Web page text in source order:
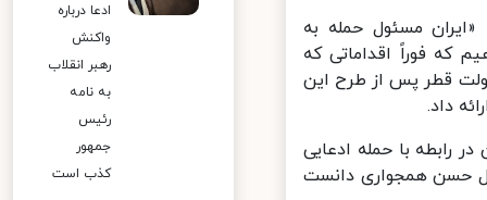
مسئول حمله به
که فوراً اقداماتی که
قطر پس از طرح این
داد.
رابطه با حمله ادعایی
حسن همجواری دانست
ادعا درباره
واکنش
رهبر انقلاب
به نامه
رئیس
جمهور
کذب است